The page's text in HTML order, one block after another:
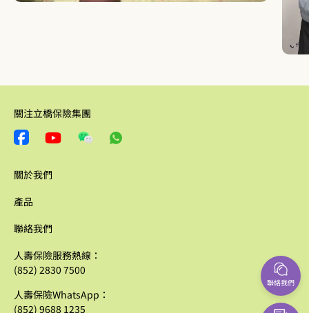
關注立橋保險集團
關於我們
產品
聯絡我們
人壽保險服務熱線：
(852) 2830 7500
人壽保險WhatsApp：
(852) 9688 1235
聯絡我們